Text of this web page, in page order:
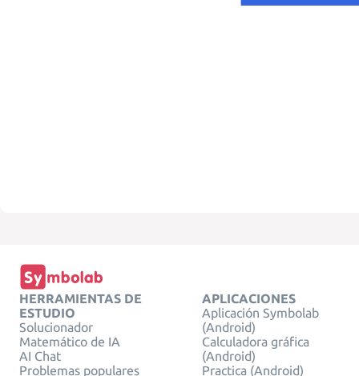
HERRAMIENTAS DE
ESTUDIO
Solucionador
Matemático de IA
AI Chat
Problemas populares
APLICACIONES
Aplicación Symbolab
(Android)
Calculadora gráfica
(Android)
Practica (Android)